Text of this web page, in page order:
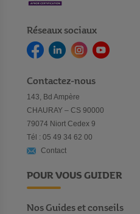
Réseaux sociaux
Contactez-nous
143, Bd Ampère
CHAURAY – CS 90000
79074 Niort Cedex 9
Tél : 05 49 34 62 00
Contact
POUR VOUS GUIDER
Nos Guides et conseils